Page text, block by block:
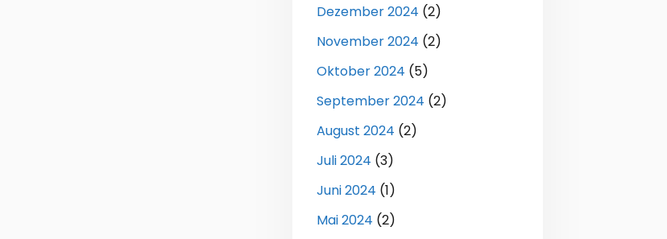
Dezember 2024 (2)
November 2024 (2)
Oktober 2024 (5)
September 2024 (2)
August 2024 (2)
Juli 2024 (3)
Juni 2024 (1)
Mai 2024 (2)